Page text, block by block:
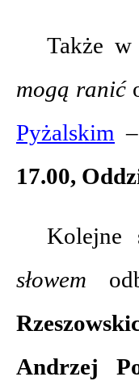
Także
mogą ranić
Pyżalskim
17.00,
Kolejne
słowem
Andrzej